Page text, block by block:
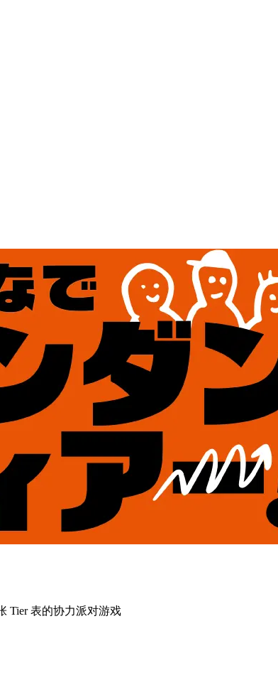
Tier 表的协力派对游戏